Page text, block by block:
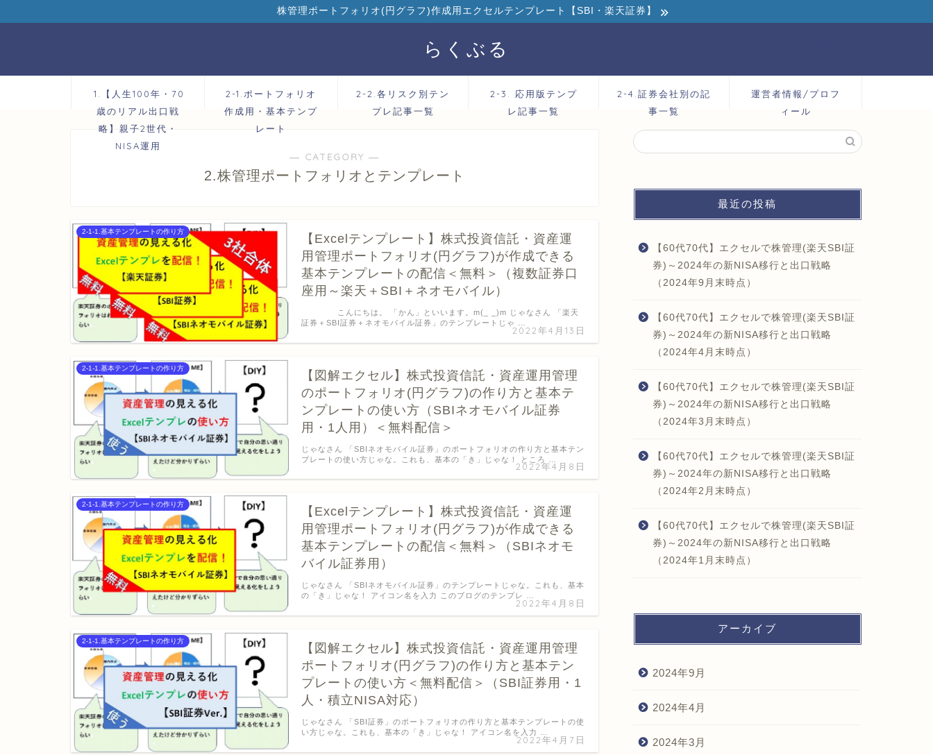
株管理ポートフォリオ(円グラフ)作成用エクセルテンプレート【SBI・楽天証券】
らくぶる
1.【人生100年・70
歳のリアル出口戦
略】親子2世代・
NISA運用
2-1.ポートフォリオ
作成用・基本テンプ
レート
2-2.各リスク別テン
プレ記事一覧
2-3. 応用版テンプ
レ記事一覧
2-4.証券会社別の記
事一覧
運営者情報/プロフ
ィール
― CATEGORY ―
2.株管理ポートフォリオとテンプレート
2-1-1.基本テンプレートの作り方
【Excelテンプレート】株式投資信託・資産運
用管理ポートフォリオ(円グラフ)が作成できる
基本テンプレートの配信＜無料＞（複数証券口
座用～楽天＋SBI＋ネオモバイル）
2022年4月13日
こんにちは。 「かん」といいます。m(_ _)m じゃなさん 「楽天
証券＋SBI証券＋ネオモバイル証券」のテンプレートじゃ …
2-1-1.基本テンプレートの作り方
【図解エクセル】株式投資信託・資産運用管理
のポートフォリオ(円グラフ)の作り方と基本テ
ンプレートの使い方（SBIネオモバイル証券
用・1人用）＜無料配信＞
2022年4月8日
じゃなさん 「SBIネオモバイル証券」のポートフォリオの作り方と基本テン
プレートの使い方じゃな。これも、基本の「き」じゃな！ ところ …
2-1-1.基本テンプレートの作り方
【Excelテンプレート】株式投資信託・資産運
用管理ポートフォリオ(円グラフ)が作成できる
基本テンプレートの配信＜無料＞（SBIネオモ
バイル証券用）
2022年4月8日
じゃなさん 「SBIネオモバイル証券」のテンプレートじゃな。これも、基本
の「き」じゃな！ アイコン名を入力 このブログのテンプレ …
2-1-1.基本テンプレートの作り方
【図解エクセル】株式投資信託・資産運用管理
ポートフォリオ(円グラフ)の作り方と基本テン
プレートの使い方＜無料配信＞（SBI証券用・1
人・積立NISA対応）
2022年4月7日
じゃなさん 「SBI証券」のポートフォリオの作り方と基本テンプレートの使
い方じゃな。これも、基本の「き」じゃな！ アイコン名を入力 …
最近の投稿
【60代70代】エクセルで株管理(楽天SBI証
券)～2024年の新NISA移行と出口戦略
（2024年9月末時点）
【60代70代】エクセルで株管理(楽天SBI証
券)～2024年の新NISA移行と出口戦略
（2024年4月末時点）
【60代70代】エクセルで株管理(楽天SBI証
券)～2024年の新NISA移行と出口戦略
（2024年3月末時点）
【60代70代】エクセルで株管理(楽天SBI証
券)～2024年の新NISA移行と出口戦略
（2024年2月末時点）
【60代70代】エクセルで株管理(楽天SBI証
券)～2024年の新NISA移行と出口戦略
（2024年1月末時点）
アーカイブ
2024年9月
2024年4月
2024年3月